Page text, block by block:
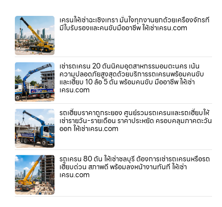
เครนให้เช่าฉะเชิงเทรา มั่นใจทุกงานยกด้วยเครื่องจักรที่
มีใบรับรองและคนขับมืออาชีพ ให้เช่าเครน.com
เช่ารถเครน 20 ตันนิคมอุตสาหกรรมอมตะนคร เน้น
ความปลอดภัยสูงสุดด้วยบริการรถเครนพร้อมคนขับ
และเฮี๊ยบ 10 ล้อ 5 ตัน พร้อมคนขับ มืออาชีพ ให้เช่า
เครน.com
รถเฮี๊ยบราคาถูกระยอง ศูนย์รวมรถเครนและรถเฮี๊ยบให้
เช่ารายวัน-รายเดือน ราคาประหยัด ครอบคลุมภาคตะวัน
ออก ให้เช่าเครน.com
รถเครน 80 ตัน ให้เช่าชลบุรี ต้องการเช่ารถเครนหรือรถ
เฮี๊ยบด่วน สภาพดี พร้อมลงหน้างานทันที ให้เช่า
เครน.com